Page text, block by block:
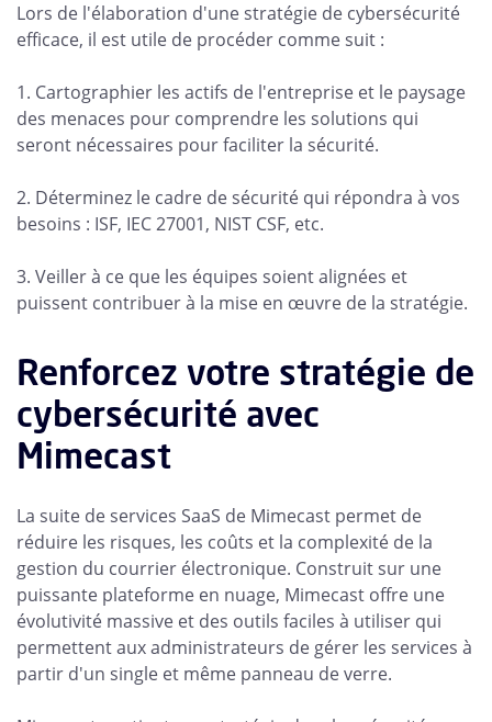
Lors de l'élaboration d'une stratégie de cybersécurité
efficace, il est utile de procéder comme suit :
1. Cartographier les actifs de l'entreprise et le paysage
des menaces pour comprendre les solutions qui
seront nécessaires pour faciliter la sécurité.
2. Déterminez le cadre de sécurité qui répondra à vos
besoins : ISF, IEC 27001, NIST CSF, etc.
3. Veiller à ce que les équipes soient alignées et
puissent contribuer à la mise en œuvre de la stratégie.
Renforcez votre stratégie de
cybersécurité avec
Mimecast
La suite de services SaaS de Mimecast permet de
réduire les risques, les coûts et la complexité de la
gestion du courrier électronique. Construit sur une
puissante plateforme en nuage, Mimecast offre une
évolutivité massive et des outils faciles à utiliser qui
permettent aux administrateurs de gérer les services à
partir d'un single et même panneau de verre.